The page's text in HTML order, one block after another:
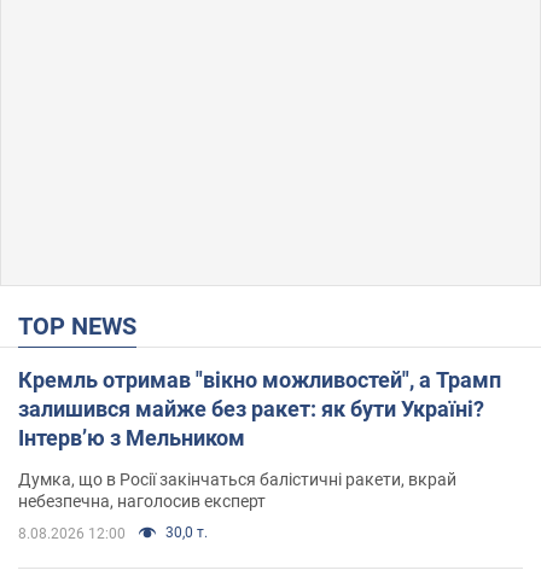
TOP NEWS
Кремль отримав "вікно можливостей", а Трамп
залишився майже без ракет: як бути Україні?
Інтерв’ю з Мельником
Думка, що в Росії закінчаться балістичні ракети, вкрай
небезпечна, наголосив експерт
8.08.2026 12:00 30,0 т.